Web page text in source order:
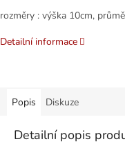
rozměry : výška 10cm,
Detailní informace
Popis Diskuze
Detailní popis